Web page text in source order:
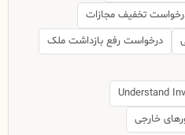
تخفیف مجازات
درخواست رفع بازداشت ملک
Understand
خارجی